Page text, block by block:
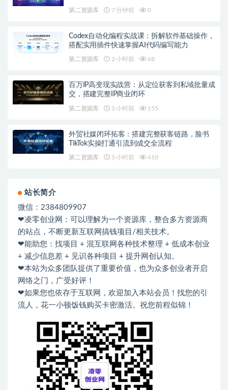
第二资源库 7 分钟前 0
Codex自动化编程实战课：拆解软件基础操作，
搭配实用插件快速掌握AI代码编写能力
第二资源库 2 小时前 68
百万IP高变现实战营：从定位获客到私域批量成
交，搭建完整IP商业闭环
第二资源库 3 小时前 155
外贸社媒闭环拓客：搭建完整获客链路，脸书
TikTok实操打通引流到成交全流程
第二资源库 3 小时前 410
站长简介
微信：2384809907
❤凌零创业网：可以理解为一个资源库，整合多方资源商
的站点，不断更新互联网搞钱项目/相关技术。
❤能助您：找项目 + 混互联网各种技术整理 + 低成本创业
+ 减少信息差 + 见识各种项目 + 提升网创认知。
❤本站为众多团队提供了重要价值，也为众多创业者开启
网络之门，广受好评！
❤如果您也依存于互联网，欢迎加入本站会员！找您的引
流人，花一小顿饭钱购买卡密激活。祝您前程似锦！